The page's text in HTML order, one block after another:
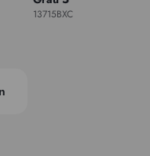
13715BXC